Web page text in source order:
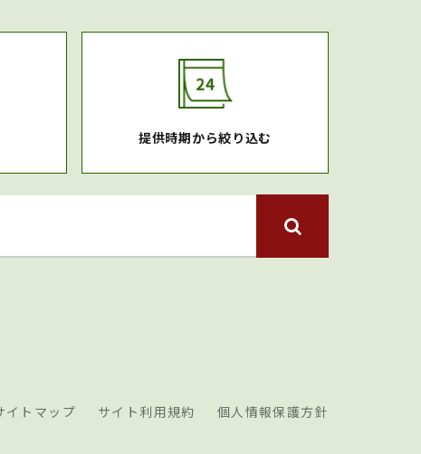
提供時期から絞り込む
イトマップ サイト利用規約 個人情報保護方針